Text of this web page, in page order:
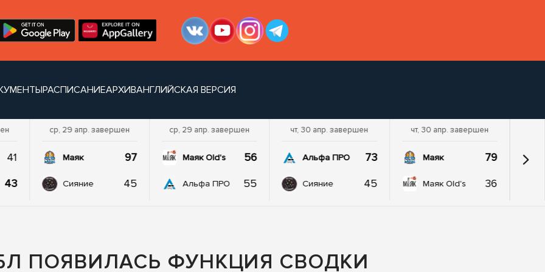
РАСПИСАНИЕАРХИВАНГЛИЙСКАЯ ВЕРСИЯ
41
43
ср, 29 апр. завершен
Маяк 97
Сияние 45
ср, 29 апр. завершен
Маяк Old's 56
Альфа ПРО 55
чт, 30 апр. завершен
Альфа ПРО 73
Сияние 45
чт, 30 апр. завершен
Маяк 79
Маяк Old's 36
ПОЯВИЛАСЬ ФУНКЦИЯ СВОДКИ